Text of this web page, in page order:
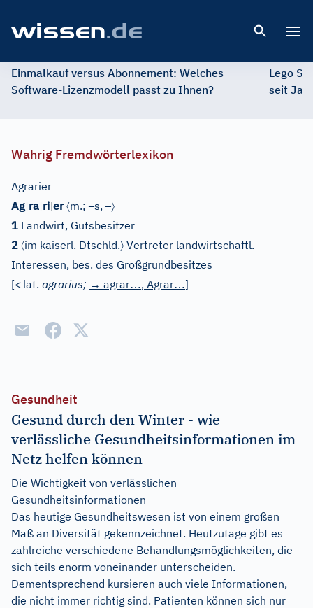
Einmalkauf versus Abonnement: Welches
Software-Lizenzmodell passt zu Ihnen?
Lego
seit
Wahrig Fremdwörterlexikon
Agrarier
Ag|ra|ri|er 〈m.;–s,–〉
1 Landwirt, Gutsbesitzer
2 〈im kaiserl. Dtschld.〉 Vertreter landwirtschaftl.
Interessen, bes. des Großgrundbesitzes
[< lat. agrarius; → agrar…, Agrar…]
Gesundheit
Gesund durch den Winter - wie
verlässliche Gesundheitsinformationen im
Netz helfen können
Die Wichtigkeit von verlässlichen
Gesundheitsinformationen
Das heutige Gesundheitswesen ist von einem großen
Maß an Diversität gekennzeichnet. Heutzutage gibt es
zahlreiche verschiedene Behandlungsmöglichkeiten, die
sich teils enorm voneinander unterscheiden.
Dementsprechend kursieren auch viele Informationen,
die nicht immer richtig sind. Patienten können sich nur